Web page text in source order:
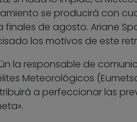
se producirá con
finales de agosto. Ariane
los motivos de este
la responsable de
Meteorológicos
a perfeccionar las